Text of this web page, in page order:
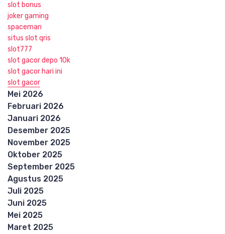
slot bonus
joker gaming
spaceman
situs slot qris
slot777
slot gacor depo 10k
slot gacor hari ini
slot gacor
Mei 2026
Februari 2026
Januari 2026
Desember 2025
November 2025
Oktober 2025
September 2025
Agustus 2025
Juli 2025
Juni 2025
Mei 2025
Maret 2025